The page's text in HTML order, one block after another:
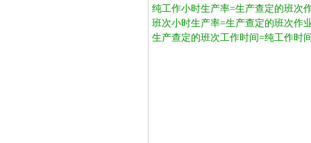
纯工作小时生产率=生产查定的班次
班次小时生产率=生产查定的班次作
生产查定的班次工作时间=纯工作时